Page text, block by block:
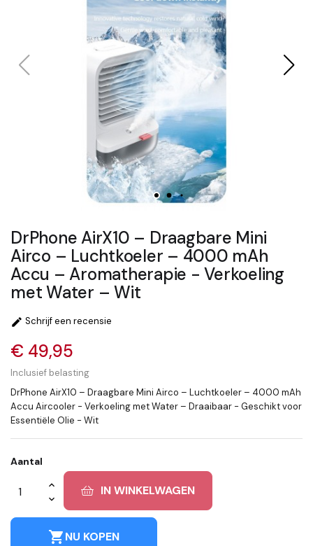
DrPhone AirX10 – Draagbare Mini
Airco – Luchtkoeler – 4000 mAh
Accu – Aromatherapie - Verkoeling
met Water – Wit
 Schrijf een recensie
€ 49,95
Inclusief belasting
DrPhone AirX10 – Draagbare Mini Airco – Luchtkoeler – 4000 mAh
Accu Aircooler - Verkoeling met Water – Draaibaar - Geschikt voor
Essentiële Olie - Wit
Aantal
IN WINKELWAGEN
shopping_cartNU KOPEN